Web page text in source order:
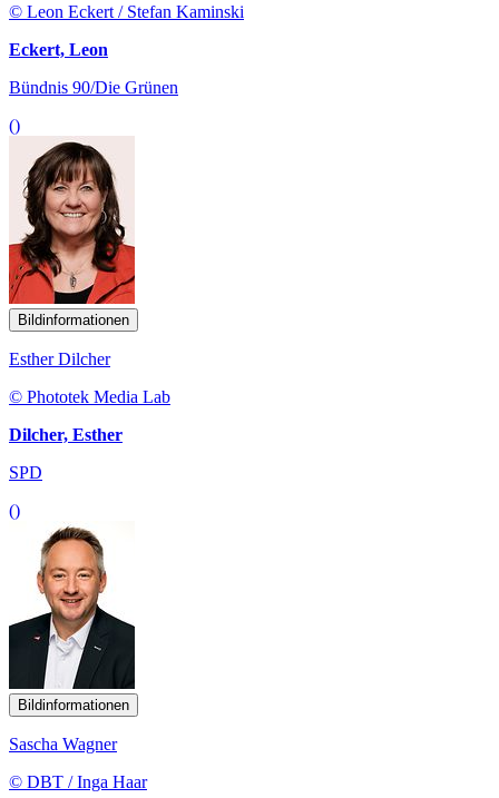
© Leon Eckert / Stefan Kaminski
Eckert, Leon
Bündnis 90/Die Grünen
()
Bildinformationen
Esther Dilcher
© Phototek Media Lab
Dilcher, Esther
SPD
()
Bildinformationen
Sascha Wagner
© DBT / Inga Haar